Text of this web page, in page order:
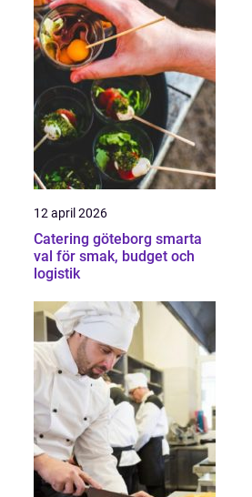
12 april 2026
Catering göteborg smarta
val för smak, budget och
logistik